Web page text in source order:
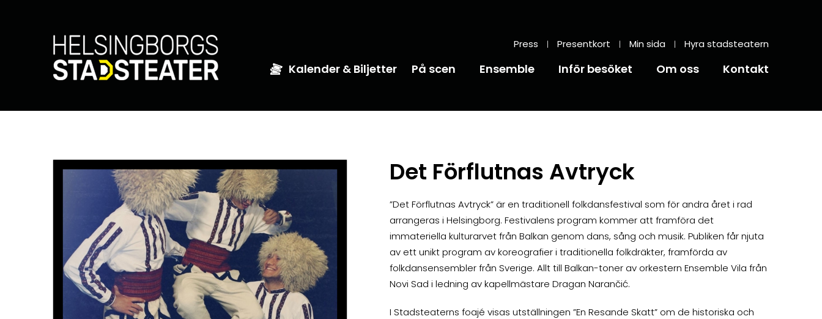
Press Presentkort Min sida Hyra stadsteatern
Kalender & Biljetter På scen Ensemble Inför besöket Om oss Kontakt
Det Förflutnas Avtryck
”Det Förflutnas Avtryck” är en traditionell folkdansfestival som för andra året i rad
arrangeras i Helsingborg. Festivalens program kommer att framföra det
immateriella kulturarvet från Balkan genom dans, sång och musik. Publiken får njuta
av ett unikt program av koreografier i traditionella folkdräkter, framförda av
folkdansensembler från Sverige. Allt till Balkan-toner av orkestern Ensemble Vila från
Novi Sad i ledning av kapellmästare Dragan Narančić.
I Stadsteaterns foajé visas utställningen ”En Resande Skatt” om de historiska och